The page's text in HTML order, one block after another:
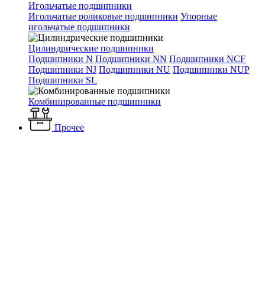
Игольчатые подшипники
Игольчатые роликовые подшипники Упорные
игольчатые подшипники
Цилиндрические подшипники
Подшипники N Подшипники NN Подшипники NCF
Подшипники NJ Подшипники NU Подшипники NUP
Подшипники SL
Комбинированные подшипники
Прочее